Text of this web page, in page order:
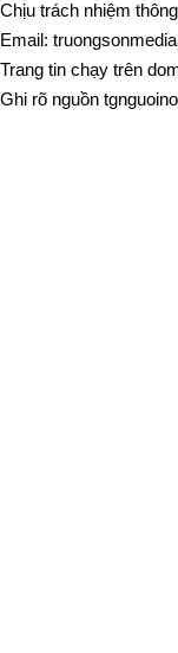
Chịu trách nhiệm
Email:
Trang tin chạy trên
Ghi rõ nguồn